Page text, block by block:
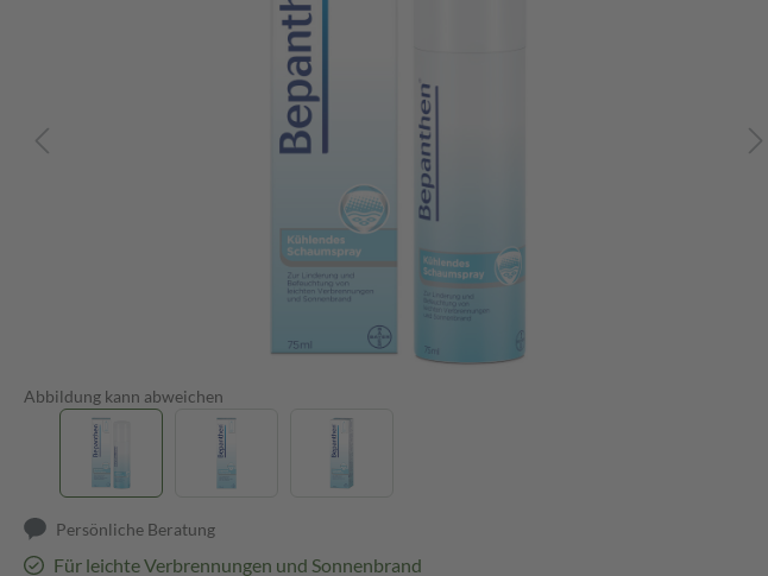
Abbildung kann abweichen
Persönliche Beratung
Für leichte Verbrennungen und Sonnenbrand